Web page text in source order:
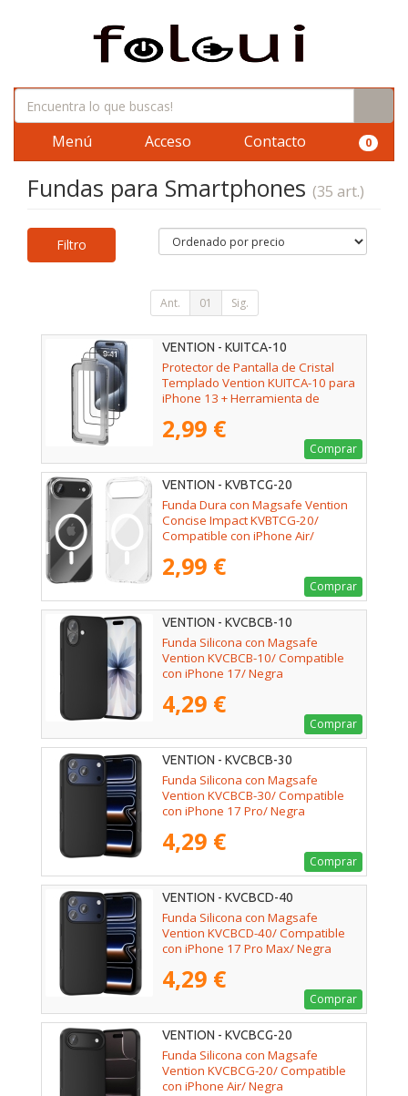
Menú Acceso Contacto 0
Fundas para Smartphones (35 art.)
Filtro
Ant. 01 Sig.
VENTION - KUITCA-10
Protector de Pantalla de Cristal
Templado Vention KUITCA-10 para
iPhone 13 + Herramienta de
2,99 €
Comprar
VENTION - KVBTCG-20
Funda Dura con Magsafe Vention
Concise Impact KVBTCG-20/
Compatible con iPhone Air/
2,99 €
Comprar
VENTION - KVCBCB-10
Funda Silicona con Magsafe
Vention KVCBCB-10/ Compatible
con iPhone 17/ Negra
4,29 €
Comprar
VENTION - KVCBCB-30
Funda Silicona con Magsafe
Vention KVCBCB-30/ Compatible
con iPhone 17 Pro/ Negra
4,29 €
Comprar
VENTION - KVCBCD-40
Funda Silicona con Magsafe
Vention KVCBCD-40/ Compatible
con iPhone 17 Pro Max/ Negra
4,29 €
Comprar
VENTION - KVCBCG-20
Funda Silicona con Magsafe
Vention KVCBCG-20/ Compatible
con iPhone Air/ Negra